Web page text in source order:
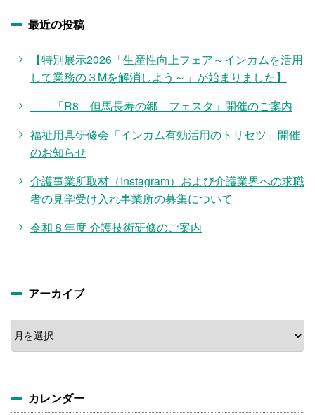
最近の投稿
【特別展示2026「生産性向上フェア～インカムを活用
して業務の３Mを解消しよう～」が始まりました】
「R8 但馬長寿の郷 フェスタ」開催のご案内
福祉用具研修会「インカム有効活用のトリセツ」開催
のお知らせ
介護事業所取材（Instagram）および介護業界への求職
者の見学受け入れ事業所の募集について
令和８年度 介護技術研修のご案内
アーカイブ
ア
ー
カ
カレンダー